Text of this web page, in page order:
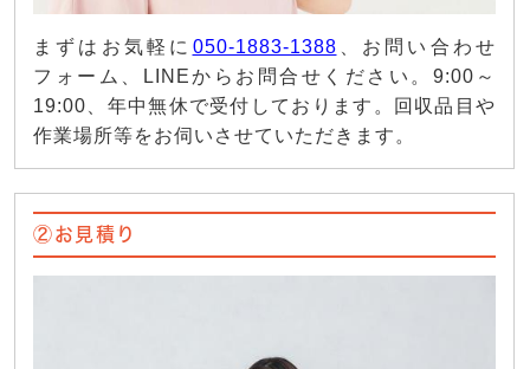
まずはお気軽に 050-1883-1388 、お問い合わせ
フォーム、LINEからお問合せください。9:00～
19:00、年中無休で受付しております。回収品目や
作業場所等をお伺いさせていただきます。
②お見積り